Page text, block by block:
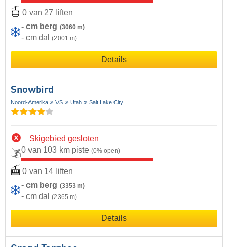
0 van 27 liften
- cm berg (3060 m)
- cm dal (2001 m)
Details
Snowbird
Noord-Amerika VS Utah Salt Lake City
Skigebied gesloten
0 van 103 km piste (0% open)
0 van 14 liften
- cm berg (3353 m)
- cm dal (2365 m)
Details